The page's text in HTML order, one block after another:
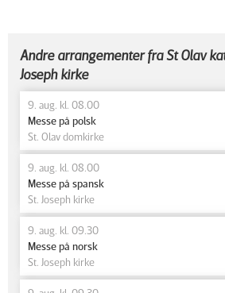
Andre arrangementer fra St Olav
Joseph kirke
9. aug. kl. 08.00
Messe på polsk
St. Olav domkirke
9. aug. kl. 08.00
Messe på spansk
St. Joseph kirke
9. aug. kl. 09.30
Messe på norsk
St. Joseph kirke